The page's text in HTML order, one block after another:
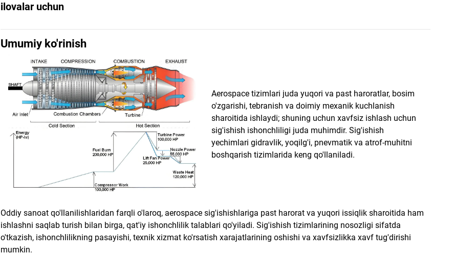
ilovalar uchun
Umumiy ko'rinish
Aerospace tizimlari juda yuqori va past haroratlar, bosim
o'zgarishi, tebranish va doimiy mexanik kuchlanish
sharoitida ishlaydi; shuning uchun xavfsiz ishlash uchun
sig'ishish ishonchliligi juda muhimdir. Sig'ishish
yechimlari gidravlik, yoqilg'i, pnevmatik va atrof-muhitni
boshqarish tizimlarida keng qo'llaniladi.
Oddiy sanoat qo'llanilishlaridan farqli o'laroq, aerospace sig'ishishlariga past harorat va yuqori issiqlik sharoitida ham
ishlashni saqlab turish bilan birga, qat'iy ishonchlilik talablari qo'yiladi. Sig'ishish tizimlarining nosozligi sifatda
o'tkazish, ishonchlilikning pasayishi, texnik xizmat ko'rsatish xarajatlarining oshishi va xavfsizlikka xavf tug'dirishi
mumkin.